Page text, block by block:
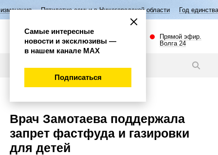
семьи в Нижегородской области Год единства народов России
Прямой эфир.
Волга 24
Врач Замотаева поддержала
запрет фастфуда и газировки
для детей
Самые интересные
новости и эксклюзивы —
в нашем канале МАХ
Подписаться